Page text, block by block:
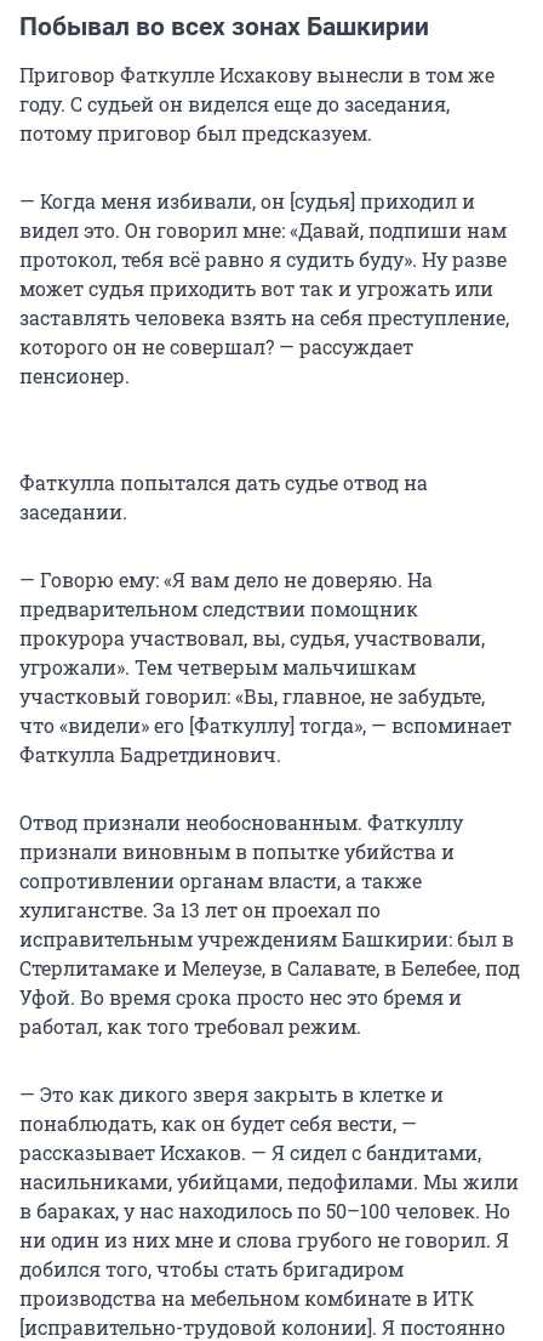
Побывал во всех зонах Башкирии
Приговор Фаткулле Исхакову вынесли в том же
году. С судьей он виделся еще до заседания,
потому приговор был предсказуем.
— Когда меня избивали, он [судья] приходил и
видел это. Он говорил мне: «Давай, подпиши нам
протокол, тебя всё равно я судить буду». Ну разве
может судья приходить вот так и угрожать или
заставлять человека взять на себя преступление,
которого он не совершал? — рассуждает
пенсионер.
Фаткулла попытался дать судье отвод на
заседании.
— Говорю ему: «Я вам дело не доверяю. На
предварительном следствии помощник
прокурора участвовал, вы, судья, участвовали,
угрожали». Тем четверым мальчишкам
участковый говорил: «Вы, главное, не забудьте,
что «видели» его [Фаткуллу] тогда», — вспоминает
Фаткулла Бадретдинович.
Отвод признали необоснованным. Фаткуллу
признали виновным в попытке убийства и
сопротивлении органам власти, а также
хулиганстве. За 13 лет он проехал по
исправительным учреждениям Башкирии: был в
Стерлитамаке и Мелеузе, в Салавате, в Белебее, под
Уфой. Во время срока просто нес это бремя и
работал, как того требовал режим.
— Это как дикого зверя закрыть в клетке и
понаблюдать, как он будет себя вести, —
рассказывает Исхаков. — Я сидел с бандитами,
насильниками, убийцами, педофилами. Мы жили
в бараках, у нас находилось по 50–100 человек. Но
ни один из них мне и слова грубого не говорил. Я
добился того, чтобы стать бригадиром
производства на мебельном комбинате в ИТК
[исправительно-трудовой колонии]. Я постоянно